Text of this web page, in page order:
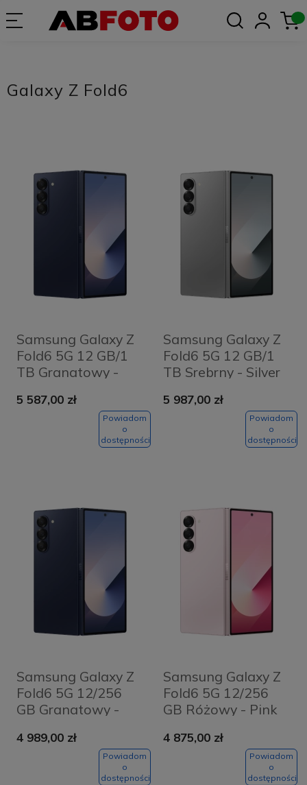
Galaxy Z Fold6
Samsung Galaxy Z
Fold6 5G 12 GB/1
TB Granatowy -
5 587,00 zł
Powiadom
o
dostępności
Samsung Galaxy Z
Fold6 5G 12 GB/1
TB Srebrny - Silver
5 987,00 zł
Powiadom
o
dostępności
Samsung Galaxy Z
Fold6 5G 12/256
GB Granatowy -
4 989,00 zł
Powiadom
o
dostępności
Samsung Galaxy Z
Fold6 5G 12/256
GB Różowy - Pink
4 875,00 zł
Powiadom
o
dostępności